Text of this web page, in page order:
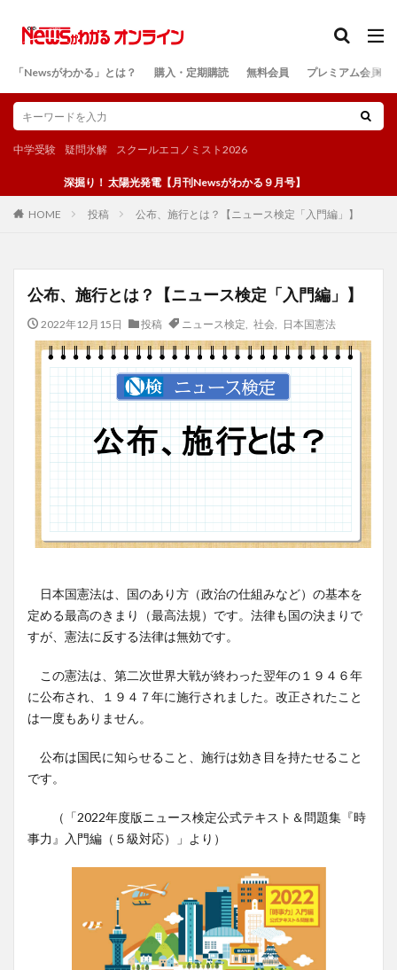
「Newsがわかる」とは？ 購入・定期購読 無料会員 プレミアム会員
中学受験 疑問氷解 スクールエコノミスト2026
深掘り！ 太陽光発電【月刊Newsがわかる９月号】
HOME 投稿 公布、施行とは？【ニュース検定「入門編」】
公布、施行とは？【ニュース検定「入門編」】
2022年12月15日 投稿 ニュース検定 社会, 日本国憲法
日本国憲法は、国のあり方（政治の仕組みなど）の基本を
定める最高のきまり（最高法規）です。法律も国の決まりで
すが、憲法に反する法律は無効です。
この憲法は、第二次世界大戦が終わった翌年の１９４６年
に公布され、１９４７年に施行されました。改正されたこと
は一度もありません。
公布は国民に知らせること、施行は効き目を持たせること
です。
（「2022年度版ニュース検定公式テキスト＆問題集『時
事力』入門編（５級対応）」より）
検索